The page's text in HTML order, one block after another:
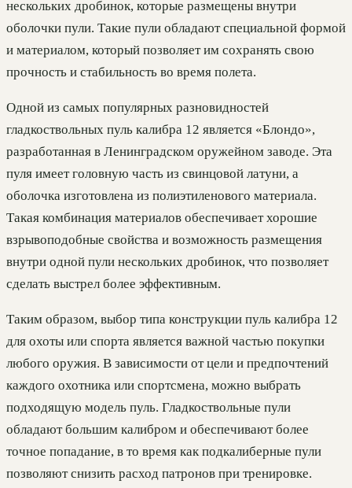
нескольких дробинок, которые размещены внутри
оболочки пули. Такие пули обладают специальной формой
и материалом, который позволяет им сохранять свою
прочность и стабильность во время полета.
Одной из самых популярных разновидностей
гладкоствольных пуль калибра 12 является «Блондо»,
разработанная в Ленинградском оружейном заводе. Эта
пуля имеет головную часть из свинцовой латуни, а
оболочка изготовлена из полиэтиленового материала.
Такая комбинация материалов обеспечивает хорошие
взрывоподобные свойства и возможность размещения
внутри одной пули нескольких дробинок, что позволяет
сделать выстрел более эффективным.
Таким образом, выбор типа конструкции пуль калибра 12
для охоты или спорта является важной частью покупки
любого оружия. В зависимости от цели и предпочтений
каждого охотника или спортсмена, можно выбрать
подходящую модель пуль. Гладкоствольные пули
обладают большим калибром и обеспечивают более
точное попадание, в то время как подкалиберные пули
позволяют снизить расход патронов при тренировке.